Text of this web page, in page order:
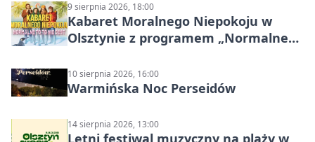
9 sierpnia 2026, 18:00
Kabaret Moralnego Niepokoju w
Olsztynie z programem „Normalne
10 sierpnia 2026, 16:00
Warmińska Noc Perseidów
14 sierpnia 2026, 13:00
Letni festiwal muzyczny na plaży w